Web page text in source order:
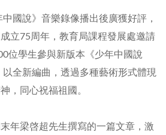
國說》音樂錄像播出後廣獲好評，
立75周年，教育局課程發展處邀請
位學生參與新版本《少年中國說
全新編曲，透過多種藝術形式體現
，同心祝福祖國。
年梁啓超先生撰寫的一篇文章，激